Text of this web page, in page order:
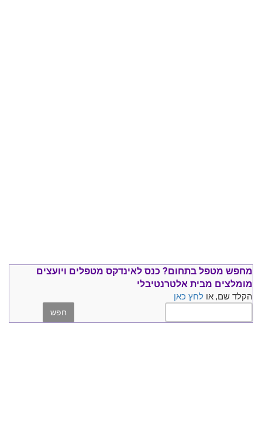
מחפש מטפל בתחום? כנס לאינדקס מטפלים ויועצים
מומלצים מבית אלטרנטיבלי
הקלד שם, או לחץ כאן